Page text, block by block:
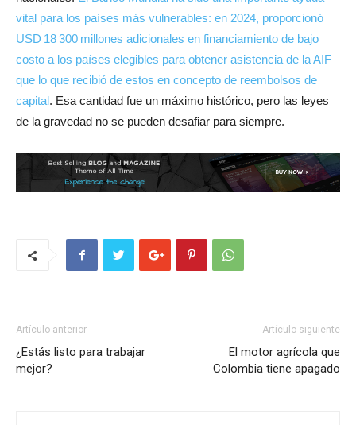
vital para los países más vulnerables: en 2024, proporcionó
USD 18 300 millones adicionales en financiamiento de bajo
costo a los países elegibles para obtener asistencia de la AIF
que lo que recibió de estos en concepto de reembolsos de
capital. Esa cantidad fue un máximo histórico, pero las leyes
de la gravedad no se pueden desafiar para siempre.
Artículo anterior
¿Estás listo para trabajar
mejor?
Artículo siguiente
El motor agrícola que
Colombia tiene apagado